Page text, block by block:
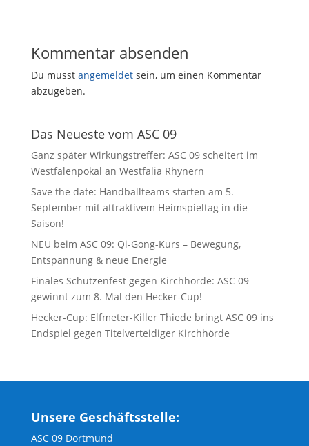
Kommentar absenden
Du musst angemeldetsein, um einen Kommentar
abzugeben.
Das Neueste vom ASC 09
Ganz später Wirkungstreffer: ASC 09 scheitert im
Westfalenpokal an Westfalia Rhynern
Save the date: Handballteams starten am 5.
September mit attraktivem Heimspieltag in die
Saison!
NEU beim ASC 09: Qi-Gong-Kurs – Bewegung,
Entspannung & neue Energie
Finales Schützenfest gegen Kirchhörde: ASC 09
gewinnt zum 8. Mal den Hecker-Cup!
Hecker-Cup: Elfmeter-Killer Thiede bringt ASC 09 ins
Endspiel gegen Titelverteidiger Kirchhörde
Unsere Geschäftsstelle:
ASC 09 Dortmund